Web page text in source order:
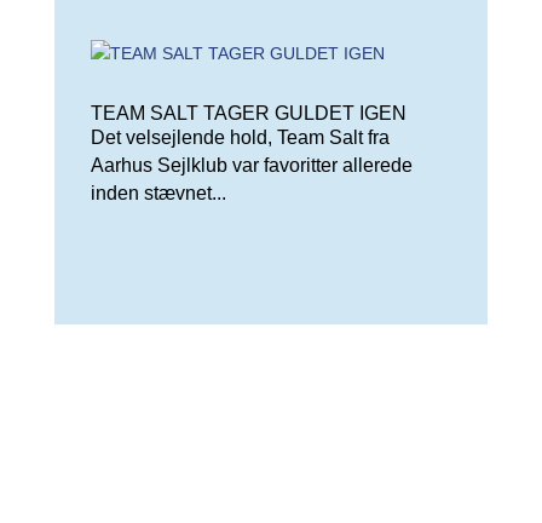
TEAM SALT TAGER GULDET IGEN
Det velsejlende hold, Team Salt fra
Aarhus Sejlklub var favoritter allerede
inden stævnet...